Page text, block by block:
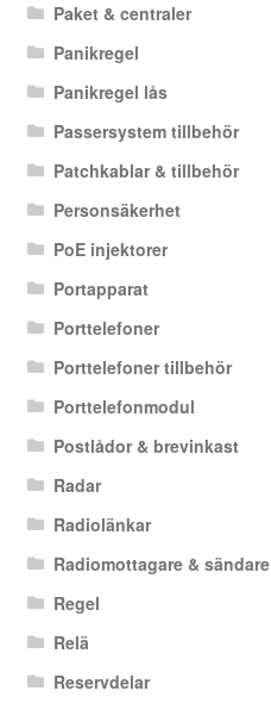
Paket & centraler
Panikregel
Panikregel lås
Passersystem tillbehör
Patchkablar & tillbehör
Personsäkerhet
PoE injektorer
Portapparat
Porttelefoner
Porttelefoner tillbehör
Porttelefonmodul
Postlådor & brevinkast
Radar
Radiolänkar
Radiomottagare & sändare
Regel
Relä
Reservdelar